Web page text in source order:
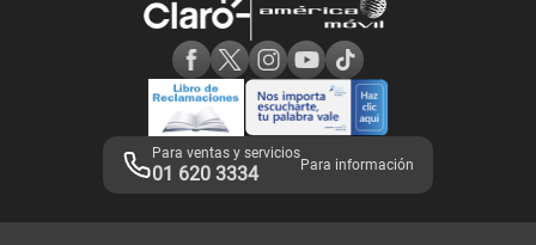
Adquirientes iPhone 6, 6S y SE
Mensaje de Seguridad
Términos y Condiciones de Tienda Claro
Libro de Reclamaciones
Legales de marketplace
Para ventas y servicios
01 620 3334 Para información